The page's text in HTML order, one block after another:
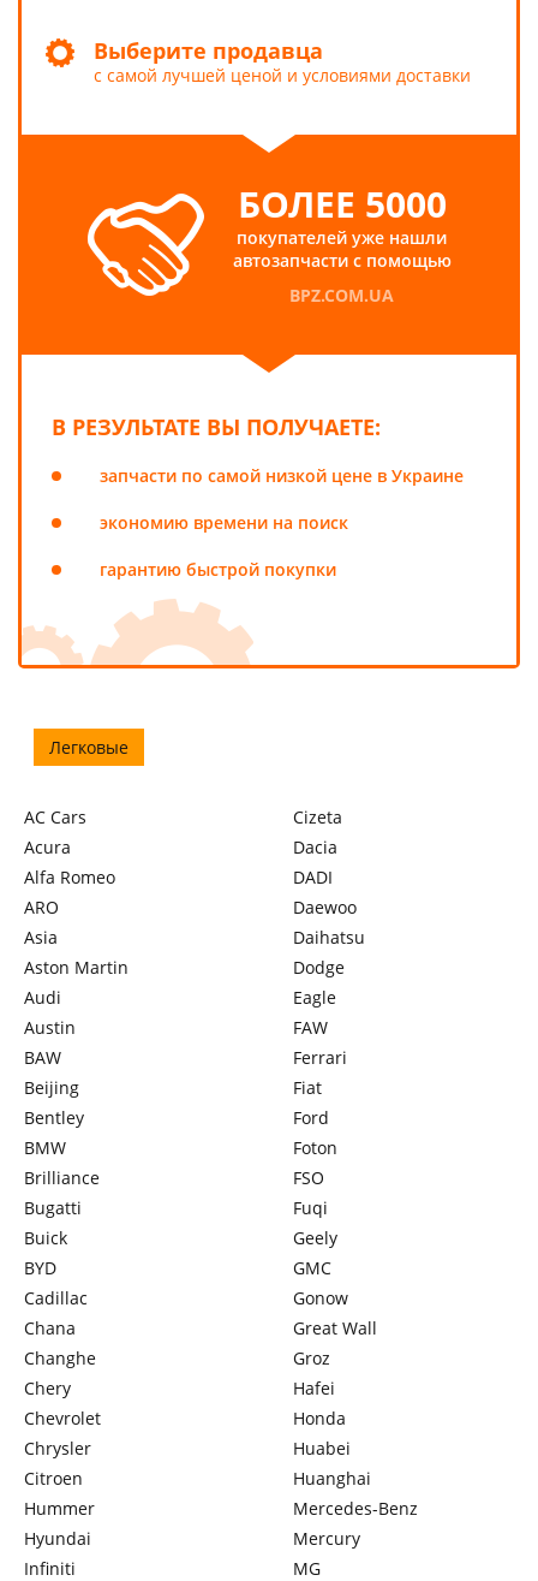
Выберите продавца
с самой лучшей ценой и условиями доставки
БОЛЕЕ 5000
покупателей уже нашли
автозапчасти с помощью
BPZ.COM.UA
В РЕЗУЛЬТАТЕ ВЫ ПОЛУЧАЕТЕ:
запчасти по самой низкой цене в Украине
экономию времени на поиск
гарантию быстрой покупки
Легковые
AC Cars
Acura
Alfa Romeo
ARO
Asia
Aston Martin
Audi
Austin
BAW
Beijing
Bentley
BMW
Brilliance
Bugatti
Buick
BYD
Cadillac
Chana
Changhe
Chery
Chevrolet
Chrysler
Citroen
Cizeta
Dacia
DADI
Daewoo
Daihatsu
Dodge
Eagle
FAW
Ferrari
Fiat
Ford
Foton
FSO
Fuqi
Geely
GMC
Gonow
Great Wall
Groz
Hafei
Honda
Huabei
Huanghai
Hummer
Hyundai
Infiniti
Mercedes-Benz
Mercury
MG